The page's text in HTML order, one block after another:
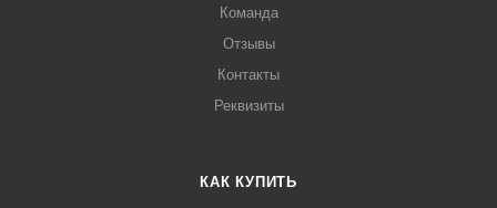
Команда
Отзывы
Контакты
Реквизиты
КАК КУПИТЬ